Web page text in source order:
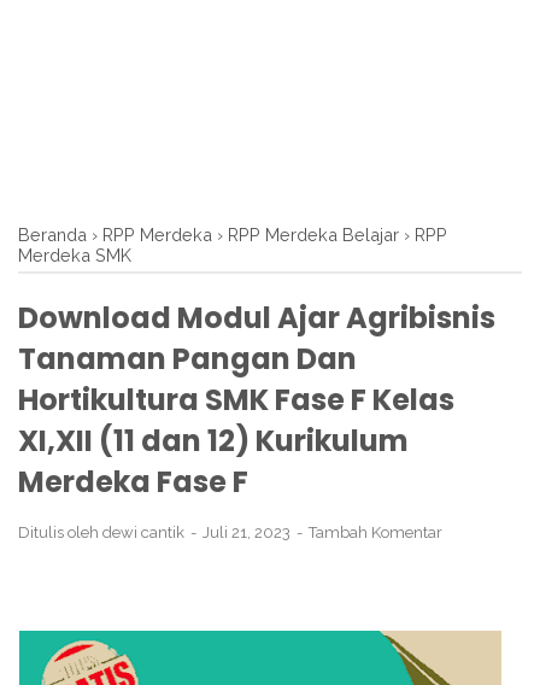
Beranda › RPP Merdeka › RPP Merdeka Belajar › RPP
Merdeka SMK
Download Modul Ajar Agribisnis
Tanaman Pangan Dan
Hortikultura SMK Fase F Kelas
XI,XII (11 dan 12) Kurikulum
Merdeka Fase F
Ditulis oleh dewi cantik Juli 21, 2023 Tambah Komentar